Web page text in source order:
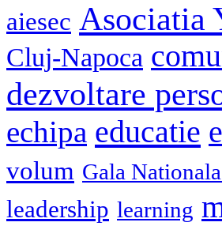
aiesec Asociatia
Cluj-Napoca
dezvoltare
echipa educatie
volum Gala
leadership learning